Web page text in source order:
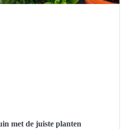
met de juiste planten